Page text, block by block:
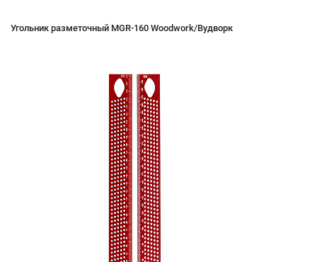
Угольник разметочный MGR-160 Woodwork/Вудворк